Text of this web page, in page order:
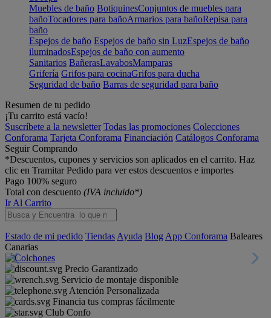
Muebles de baño BotiquinesConjuntos de muebles para
bañoTocadores para bañoArmarios para bañoRepisa para
baño
Espejos de baño Espejos de baño sin LuzEspejos de baño
iluminadosEspejos de baño con aumento
Sanitarios BañerasLavabosMamparas
Grifería Grifos para cocinaGrifos para ducha
Seguridad de baño Barras de seguridad para baño
Resumen de tu pedido
¡Tu carrito está vacío!
Suscríbete a la newsletter Todas las promociones Colecciones
Conforama Tarjeta Conforama Financiación Catálogos Conforama
Seguir Comprando
*Descuentos, cupones y servicios son aplicados en el carrito. Haz
clic en Tramitar Pedido para ver estos descuentos e importes
Pago 100% seguro
Total con descuento (IVA incluido*)
Ir Al Carrito
Estado de mi pedido Tiendas Ayuda Blog App Conforama Baleares
Canarias
Precio Garantizado
Servicio de montaje disponible
Atención Personalizada
Financia tus compras fácilmente
Club Confo